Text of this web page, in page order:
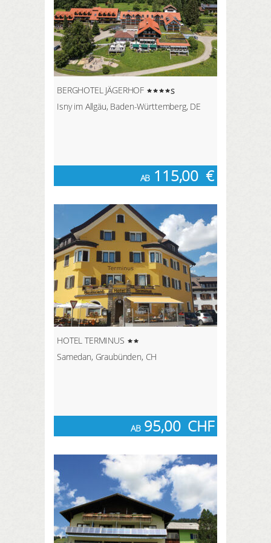
BERGHOTEL JÄGERHOF
s
Isny im Allgäu, Baden-Württemberg, DE
AB 115,00 €
HOTEL TERMINUS
Samedan, Graubünden, CH
AB95,00 CHF